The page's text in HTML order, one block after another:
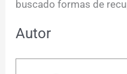
buscado formas de
Autor